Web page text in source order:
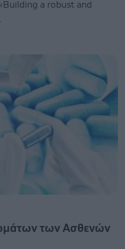
a robust and
των Ασθενών